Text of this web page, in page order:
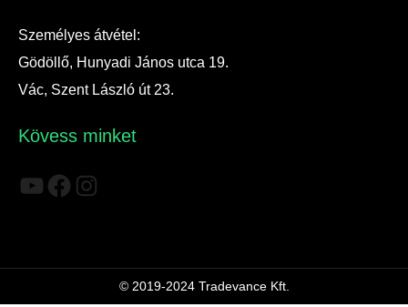
Személyes átvétel:
Gödöllő, Hunyadi János utca 19.
Vác, Szent László út 23.
Kövess minket
YouTube
Facebook
Instagram
© 2019-2024 Tradevance Kft.